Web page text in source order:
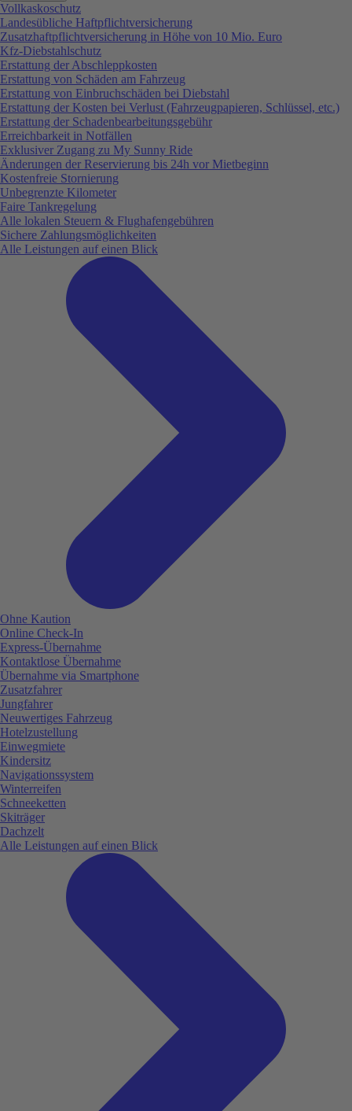
Vollkaskoschutz
Landesübliche Haftpflichtversicherung
Zusatzhaftpflichtversicherung in Höhe von 10 Mio. Euro
Kfz-Diebstahlschutz
Erstattung der Abschleppkosten
Erstattung von Schäden am Fahrzeug
Erstattung von Einbruchschäden bei Diebstahl
Erstattung der Kosten bei Verlust (Fahrzeugpapieren, Schlüssel, etc.)
Erstattung der Schadenbearbeitungsgebühr
Erreichbarkeit in Notfällen
Exklusiver Zugang zu My Sunny Ride
Änderungen der Reservierung bis 24h vor Mietbeginn
Kostenfreie Stornierung
Unbegrenzte Kilometer
Faire Tankregelung
Alle lokalen Steuern & Flughafengebühren
Sichere Zahlungsmöglichkeiten
Alle Leistungen auf einen Blick
Ohne Kaution
Online Check-In
Express-Übernahme
Kontaktlose Übernahme
Übernahme via Smartphone
Zusatzfahrer
Jungfahrer
Neuwertiges Fahrzeug
Hotelzustellung
Einwegmiete
Kindersitz
Navigationssystem
Winterreifen
Schneeketten
Skiträger
Dachzelt
Alle Leistungen auf einen Blick